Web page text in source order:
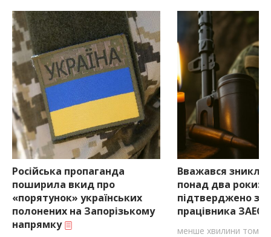
Російська пропаганда
поширила вкид про
«порятунок» українських
полонених на Запорізькому
напрямку
Вважався
понад два роки:
підтверджено
працівника ЗАЕС
менше хвилини тому